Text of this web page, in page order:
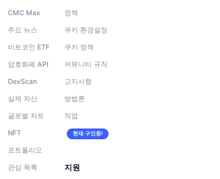
CMC Max
주요 뉴스
비트코인 ETF
암호화폐 API
DexScan
실제 자산
글로벌 차트
NFT
포트폴리오
관심 목록
정책
쿠키 환경설정
쿠키 정책
커뮤니티 규칙
고지사항
방법론
직업
현재 구인중!
지원